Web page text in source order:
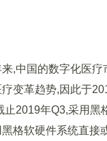
国的数字化医疗
变革趋势,因此于
止2019年Q3,采用黑
格软硬件系统直接